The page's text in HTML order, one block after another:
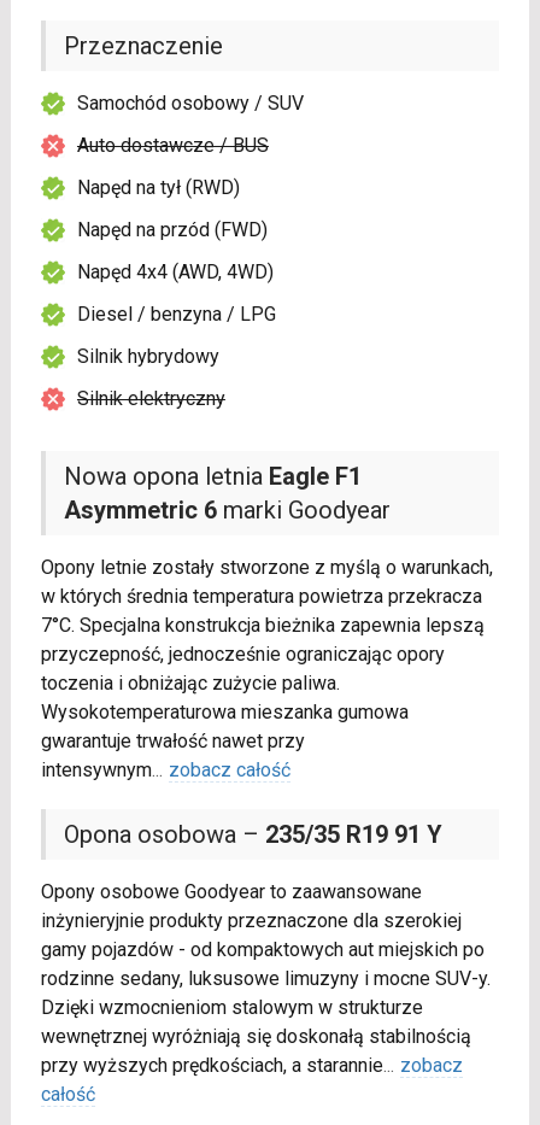
Nowa opona letnia Eagle F1
Asymmetric 6marki Goodyear
Opony letnie zostały stworzone z myślą o warunkach,
w których średnia temperatura powietrza przekracza
7°C. Specjalna konstrukcja bieżnika zapewnia lepszą
przyczepność, jednocześnie ograniczając opory
toczenia i obniżając zużycie paliwa.
Wysokotemperaturowa mieszanka gumowa
gwarantuje trwałość nawet przy
intensywnym... zobacz całość
Opona osobowa – 235/35 R19 91 Y
Opony osobowe Goodyear to zaawansowane
inżynieryjnie produkty przeznaczone dla szerokiej
gamy pojazdów - od kompaktowych aut miejskich po
rodzinne sedany, luksusowe limuzyny i mocne SUV-y.
Dzięki wzmocnieniom stalowym w strukturze
wewnętrznej wyróżniają się doskonałą stabilnością
przy wyższych prędkościach, a starannie... zobacz
całość
Przeznaczenie
Samochód osobowy / SUV
Auto dostawcze / BUS
Napęd na tył (RWD)
Napęd na przód (FWD)
Napęd 4x4 (AWD, 4WD)
Diesel / benzyna / LPG
Silnik hybrydowy
Silnik elektryczny